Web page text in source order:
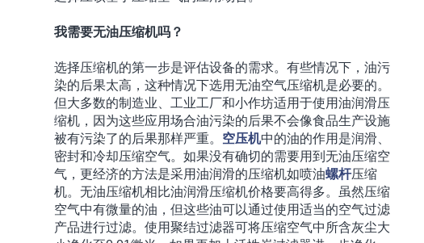
我需要无油压缩机吗？
选择压缩机的第一步是评估设备的需求。有些情况下，油污
染的后果太高，这种情况下选用无油空气压缩机是必要的。
但大多数的制造业、工业工厂和小作坊适用于使用油润滑压
缩机，因为这些应用场合油污染的后果不会像食品生产设施
被有污染了的后果那样严重。 空压机中的油的作用是润滑、
密封和冷却压缩空气。如果没有确切的需要用到无油压缩空
气，更经济的方法是采用油润滑的压缩机如喷油螺杆压缩
机。无油压缩机相比油润滑压缩机价格要高得多。虽然压缩
空气中有微量的油，但这些油可以通过使用适当的空气过滤
产品进行过滤。使用聚结过滤器可将压缩空气中所含灰尘大